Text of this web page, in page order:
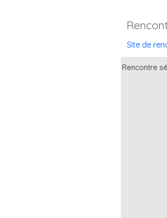
Site de
Rencontre